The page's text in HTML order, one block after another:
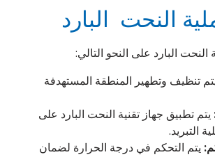
النحت البارد
النحت البارد على النحو التالي:
تنظيف وتطهير المنطقة المستهدفة
يتم تطبيق جهاز تقنية النحت البارد على
التبريد.
يتم التحكم في درجة الحرارة لضمان